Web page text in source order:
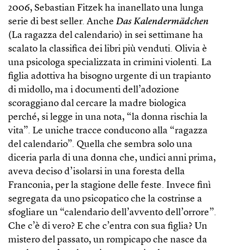
2006, Sebastian Fitzek ha inanellato una lunga
serie di best seller. Anche Das Kalendermädchen
(La ragazza del calendario) in sei settimane ha
scalato la classifica dei libri più venduti. Olivia è
una psicologa specializzata in crimini violenti. La
figlia adottiva ha bisogno urgente di un trapianto
di midollo, ma i documenti dell’adozione
scoraggiano dal cercare la madre biologica
perché, si legge in una nota, “la donna rischia la
vita”. Le uniche tracce conducono alla “ragazza
del calendario”. Quella che sembra solo una
diceria parla di una donna che, undici anni prima,
aveva deciso d’isolarsi in una foresta della
Franconia, per la stagione delle feste. Invece finì
segregata da uno psicopatico che la costrinse a
sfogliare un “calendario dell’avvento dell’orrore”.
Che c’è di vero? E che c’entra con sua figlia? Un
mistero del passato, un rompicapo che nasce da